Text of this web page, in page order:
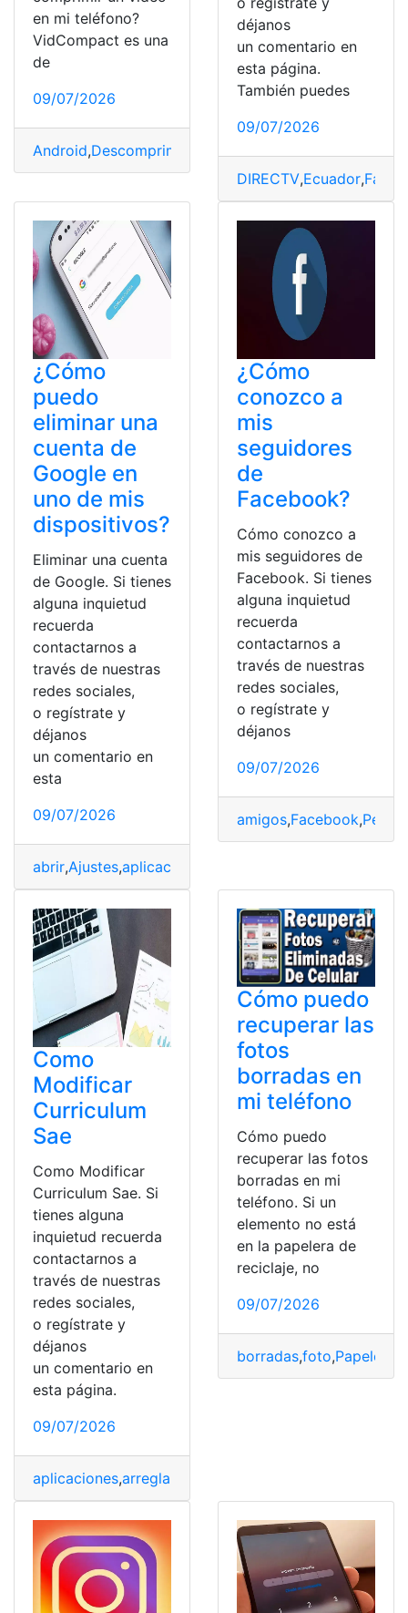
en mi teléfono?
VidCompact es una
de
09/07/2026
Android,Descomprimir
déjanos
un comentario en
esta página.
También puedes
09/07/2026
DIRECTV,Ecuador,
¿Cómo
puedo
eliminar una
cuenta de
Google en
uno de mis
dispositivos?
Eliminar una cuenta
de Google. Si tienes
alguna inquietud
recuerda
contactarnos a
través de nuestras
redes sociales,
o regístrate y
déjanos
un comentario en
esta
09/07/2026
abrir,Ajustes,aplicaciones
¿Cómo
conozco a
mis
seguidores
de
Facebook?
Cómo conozco a
mis seguidores de
Facebook. Si tienes
alguna inquietud
recuerda
contactarnos a
través de nuestras
redes sociales,
o regístrate y
déjanos
09/07/2026
amigos,Facebook,
Como
Modificar
Curriculum
Sae
Como Modificar
Curriculum Sae. Si
tienes alguna
inquietud recuerda
contactarnos a
través de nuestras
redes sociales,
o regístrate y
déjanos
un comentario en
esta página.
09/07/2026
aplicaciones,arreglar
Cómo puedo
recuperar las
fotos
borradas en
mi teléfono
Cómo puedo
recuperar las fotos
borradas en mi
teléfono. Si un
elemento no está
en la papelera de
reciclaje, no
09/07/2026
borradas,foto,Papelera